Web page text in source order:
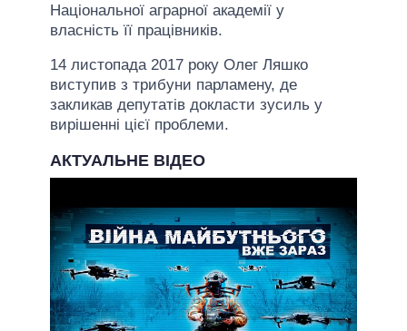
Національної аграрної академії у
власність її працівників.
14 листопада 2017 року Олег Ляшко
виступив з трибуни парламену, де
закликав депутатів докласти зусиль у
вирішенні цієї проблеми.
АКТУАЛЬНЕ ВІДЕО